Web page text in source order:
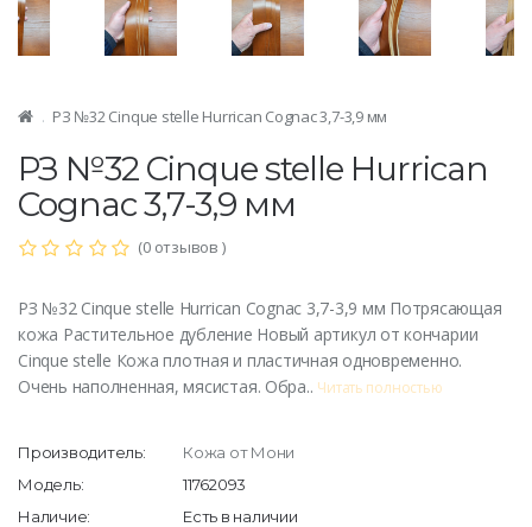
РЗ №32 Cinque stelle Hurrican Cognac 3,7-3,9 мм
РЗ №32 Cinque stelle Hurrican
Cognac 3,7-3,9 мм
(0 отзывов )
РЗ №32 Cinque stelle Hurrican Cognac 3,7-3,9 мм Потрясающая
кожа Растительное дубление Новый артикул от кончарии
Cinque stelle Кожа плотная и пластичная одновременно.
Очень наполненная, мясистая. Обра.. Читать полностью
Производитель:
Кожа от Мони
Модель:
11762093
Наличие:
Есть в наличии